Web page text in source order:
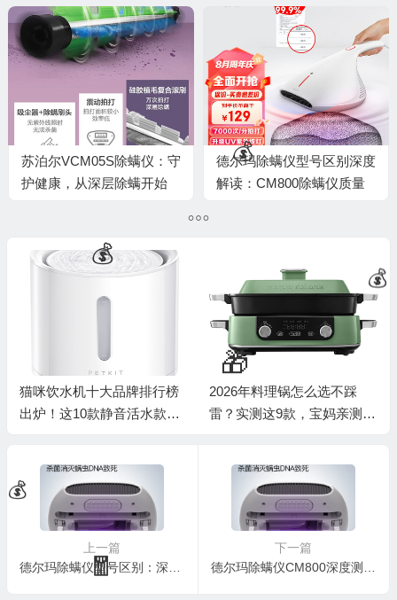
苏泊尔VCM05S除螨仪：守
护健康，从深层除螨开始
德尔玛除螨仪型号区别深度
解读：CM800除螨仪质量
猫咪饮水机十大品牌排行榜
出炉！这10款静音活水款让
2026年料理锅怎么选不踩
雷？实测这9款，宝妈亲测好
上一篇
德尔玛除螨仪型号区别：深度测评德尔玛CM800除螨仪，看真相一目了然
下一篇
德尔玛除螨仪CM800深度测评：家用除螨新选择，效果究竟如何？